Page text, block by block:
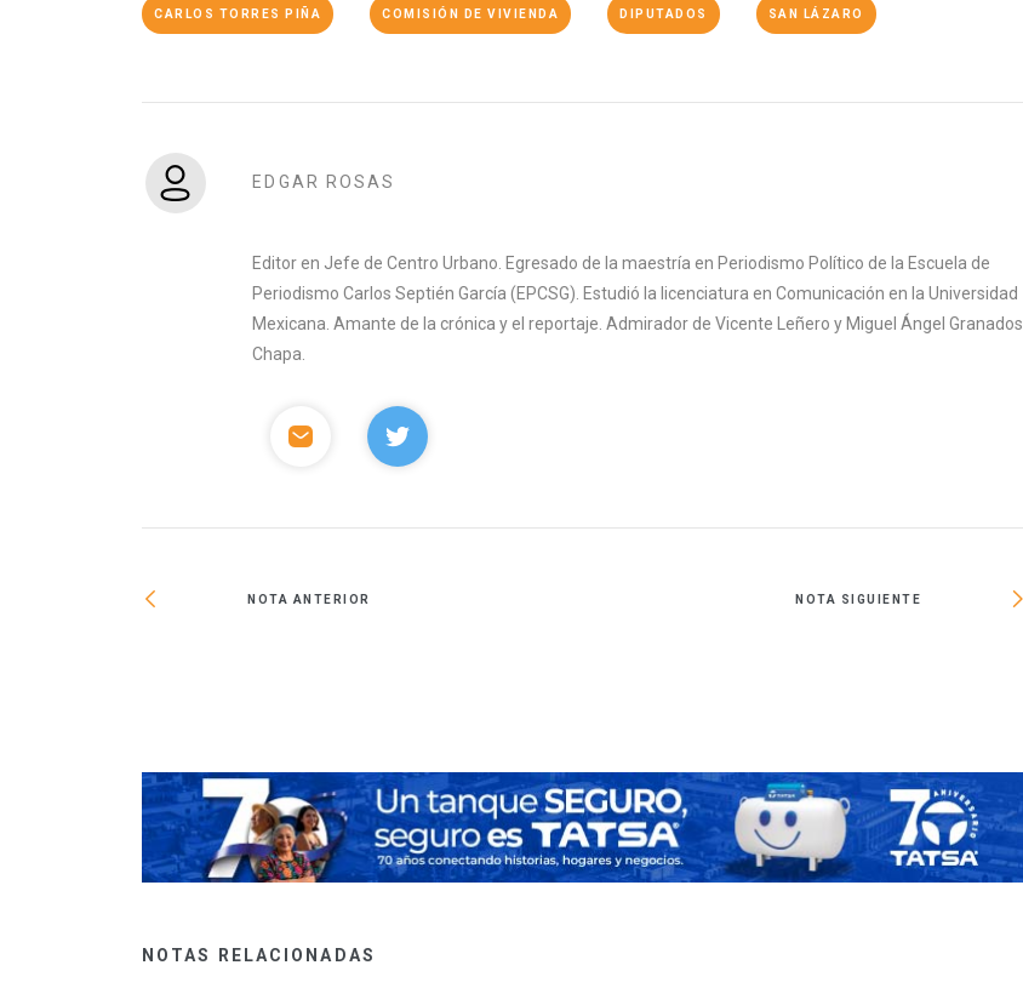
CARLOS TORRES PIÑA COMISIÓN DE VIVIENDA DIPUTADOS SAN LÁZARO
EDGAR ROSAS
Editor en Jefe de Centro Urbano. Egresado de la maestría en Periodismo Político de la Escuela de
Periodismo Carlos Septién García (EPCSG). Estudió la licenciatura en Comunicación en la Universidad
Mexicana. Amante de la crónica y el reportaje. Admirador de Vicente Leñero y Miguel Ángel Granados
Chapa.
NOTA ANTERIOR NOTA SIGUIENTE
NOTAS RELACIONADAS